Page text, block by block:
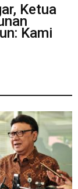
Ketua
Kami